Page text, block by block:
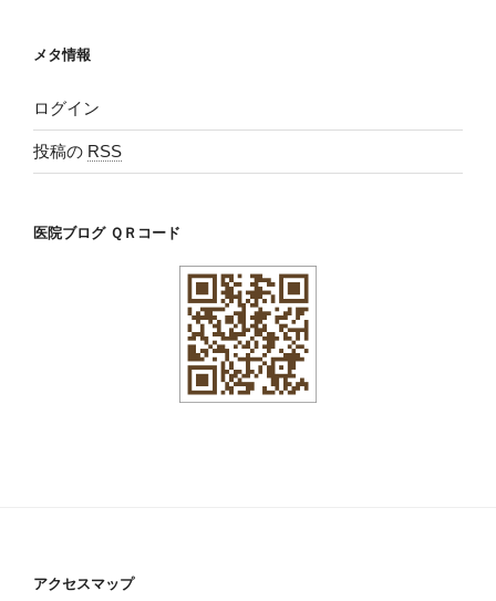
メタ情報
ログイン
投稿の RSS
医院ブログ ＱＲコード
アクセスマップ